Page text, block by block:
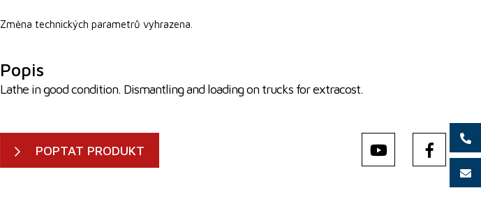
Změna technických parametrů vyhrazena.
Popis
Lathe in good condition. Dismantling and loading on trucks for extracost.
POPTAT PRODUKT